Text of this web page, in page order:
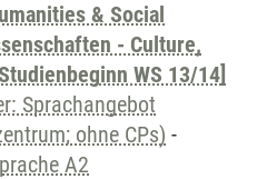
& Social
- Culture,
WS 13/14]
Sprachangebot
ohne CPs) -
A2